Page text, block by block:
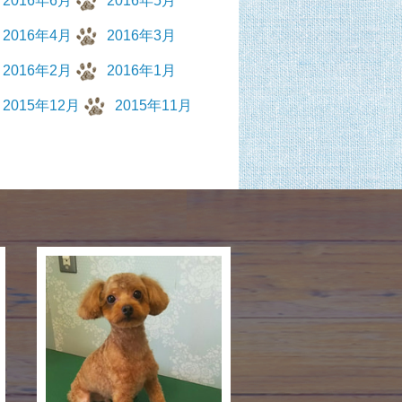
2016年4月 2016年3月
2016年2月 2016年1月
2015年12月 2015年11月